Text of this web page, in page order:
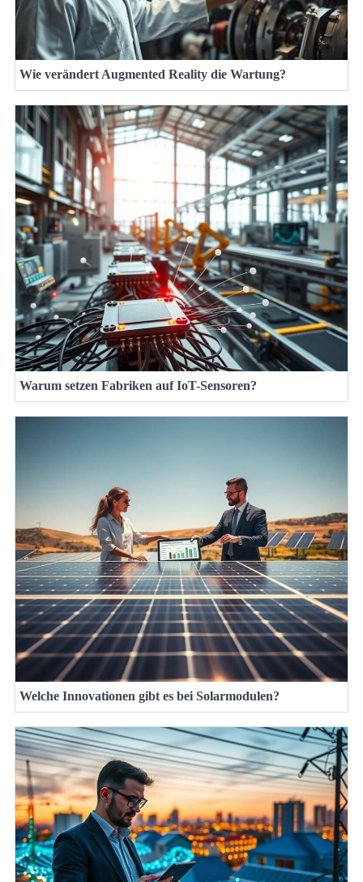
Wie verändert Augmented Reality die Wartung?
Warum setzen Fabriken auf IoT-Sensoren?
Welche Innovationen gibt es bei Solarmodulen?